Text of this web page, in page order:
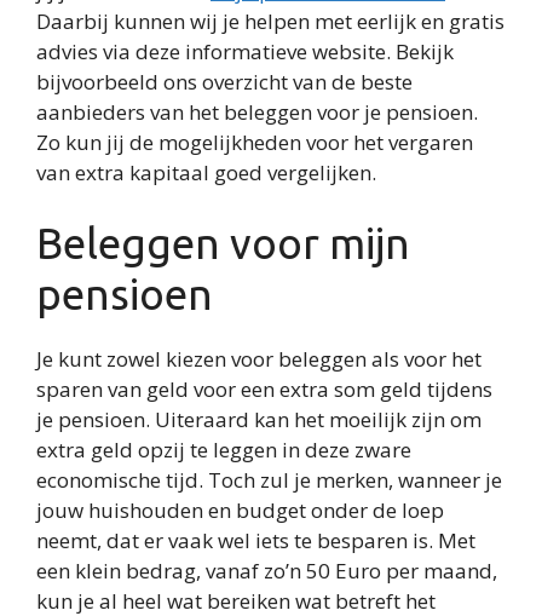
Daarbij kunnen wij je helpen met eerlijk en gratis
advies via deze informatieve website. Bekijk
bijvoorbeeld ons overzicht van de beste
aanbieders van het beleggen voor je pensioen.
Zo kun jij de mogelijkheden voor het vergaren
van extra kapitaal goed vergelijken.
Beleggen voor mijn
pensioen
Je kunt zowel kiezen voor beleggen als voor het
sparen van geld voor een extra som geld tijdens
je pensioen. Uiteraard kan het moeilijk zijn om
extra geld opzij te leggen in deze zware
economische tijd. Toch zul je merken, wanneer je
jouw huishouden en budget onder de loep
neemt, dat er vaak wel iets te besparen is. Met
een klein bedrag, vanaf zo’n 50 Euro per maand,
kun je al heel wat bereiken wat betreft het